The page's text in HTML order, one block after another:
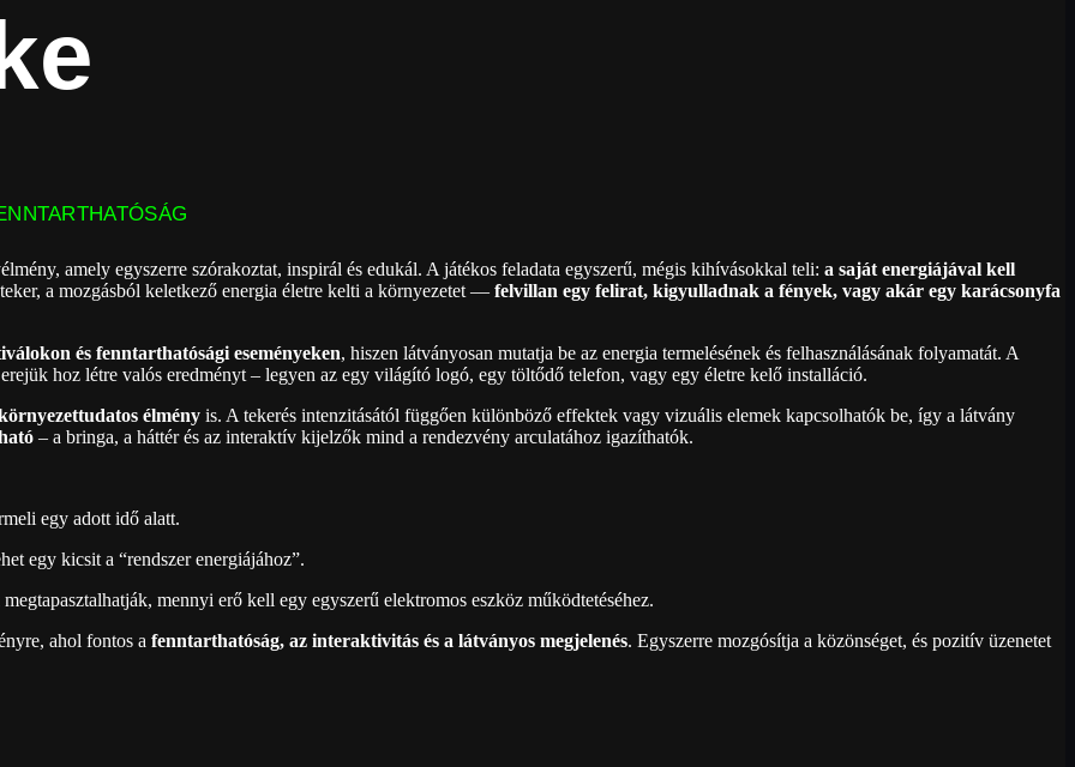
amely egyszerre szórakoztat, inspirál és edukál. A játékos feladata egyszerű, mégis kihívásokkal teli: a saját energiájával kell
a mozgásból keletkező energia életre kelti a környezetet — felvillan egy felirat, kigyulladnak a fények, vagy akár egy karácsonyfa
és fenntarthatósági eseményeken, hiszen látványosan mutatja be az energia termelésének és felhasználásának folyamatát. A
hoz létre valós eredményt – legyen az egy világító logó, egy töltődő telefon, vagy egy életre kelő installáció.
élmény is. A tekerés intenzitásától függően különböző effektek vagy vizuális elemek kapcsolhatók be, így a látvány
– a bringa, a háttér és az interaktív kijelzők mind a rendezvény arculatához igazíthatók.
egy adott idő alatt.
egy kicsit a “rendszer energiájához”.
mennyi erő kell egy egyszerű elektromos eszköz működtetéséhez.
ahol fontos a fenntarthatóság, az interaktivitás és a látványos megjelenés. Egyszerre mozgósítja a közönséget, és pozitív üzenetet